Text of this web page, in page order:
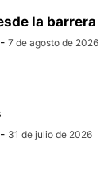
la barrera
- 7 de agosto de 2026
- 31 de julio de 2026